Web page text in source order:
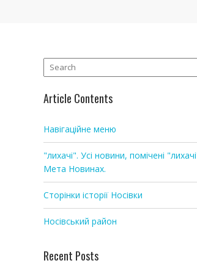
Article Contents
Навігаційне меню
"лихачі". Усі новини, помічені
Мета Новинах.
Сторінки історії Носівки
Носівський район
Recent Posts